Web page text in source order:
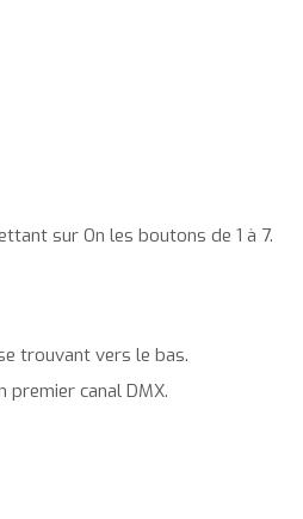
sur On les boutons de 1 à 7.
trouvant vers le bas.
canal DMX.